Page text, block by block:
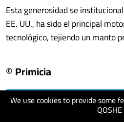
We use cookies to provide some
QOSHE
Esta generosidad se
EE. UU., ha sido el principal
tecnológico, tejiendo un manto
© Primicia
visit